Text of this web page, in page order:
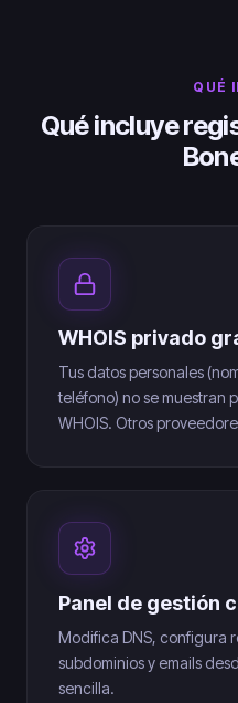
QUÉ
Qué incluye
WHOIS privado
Tus datos personales
teléfono) no se muestran
WHOIS. Otros
Panel de gestión
Modifica DNS, configura
subdominios y emails
sencilla.